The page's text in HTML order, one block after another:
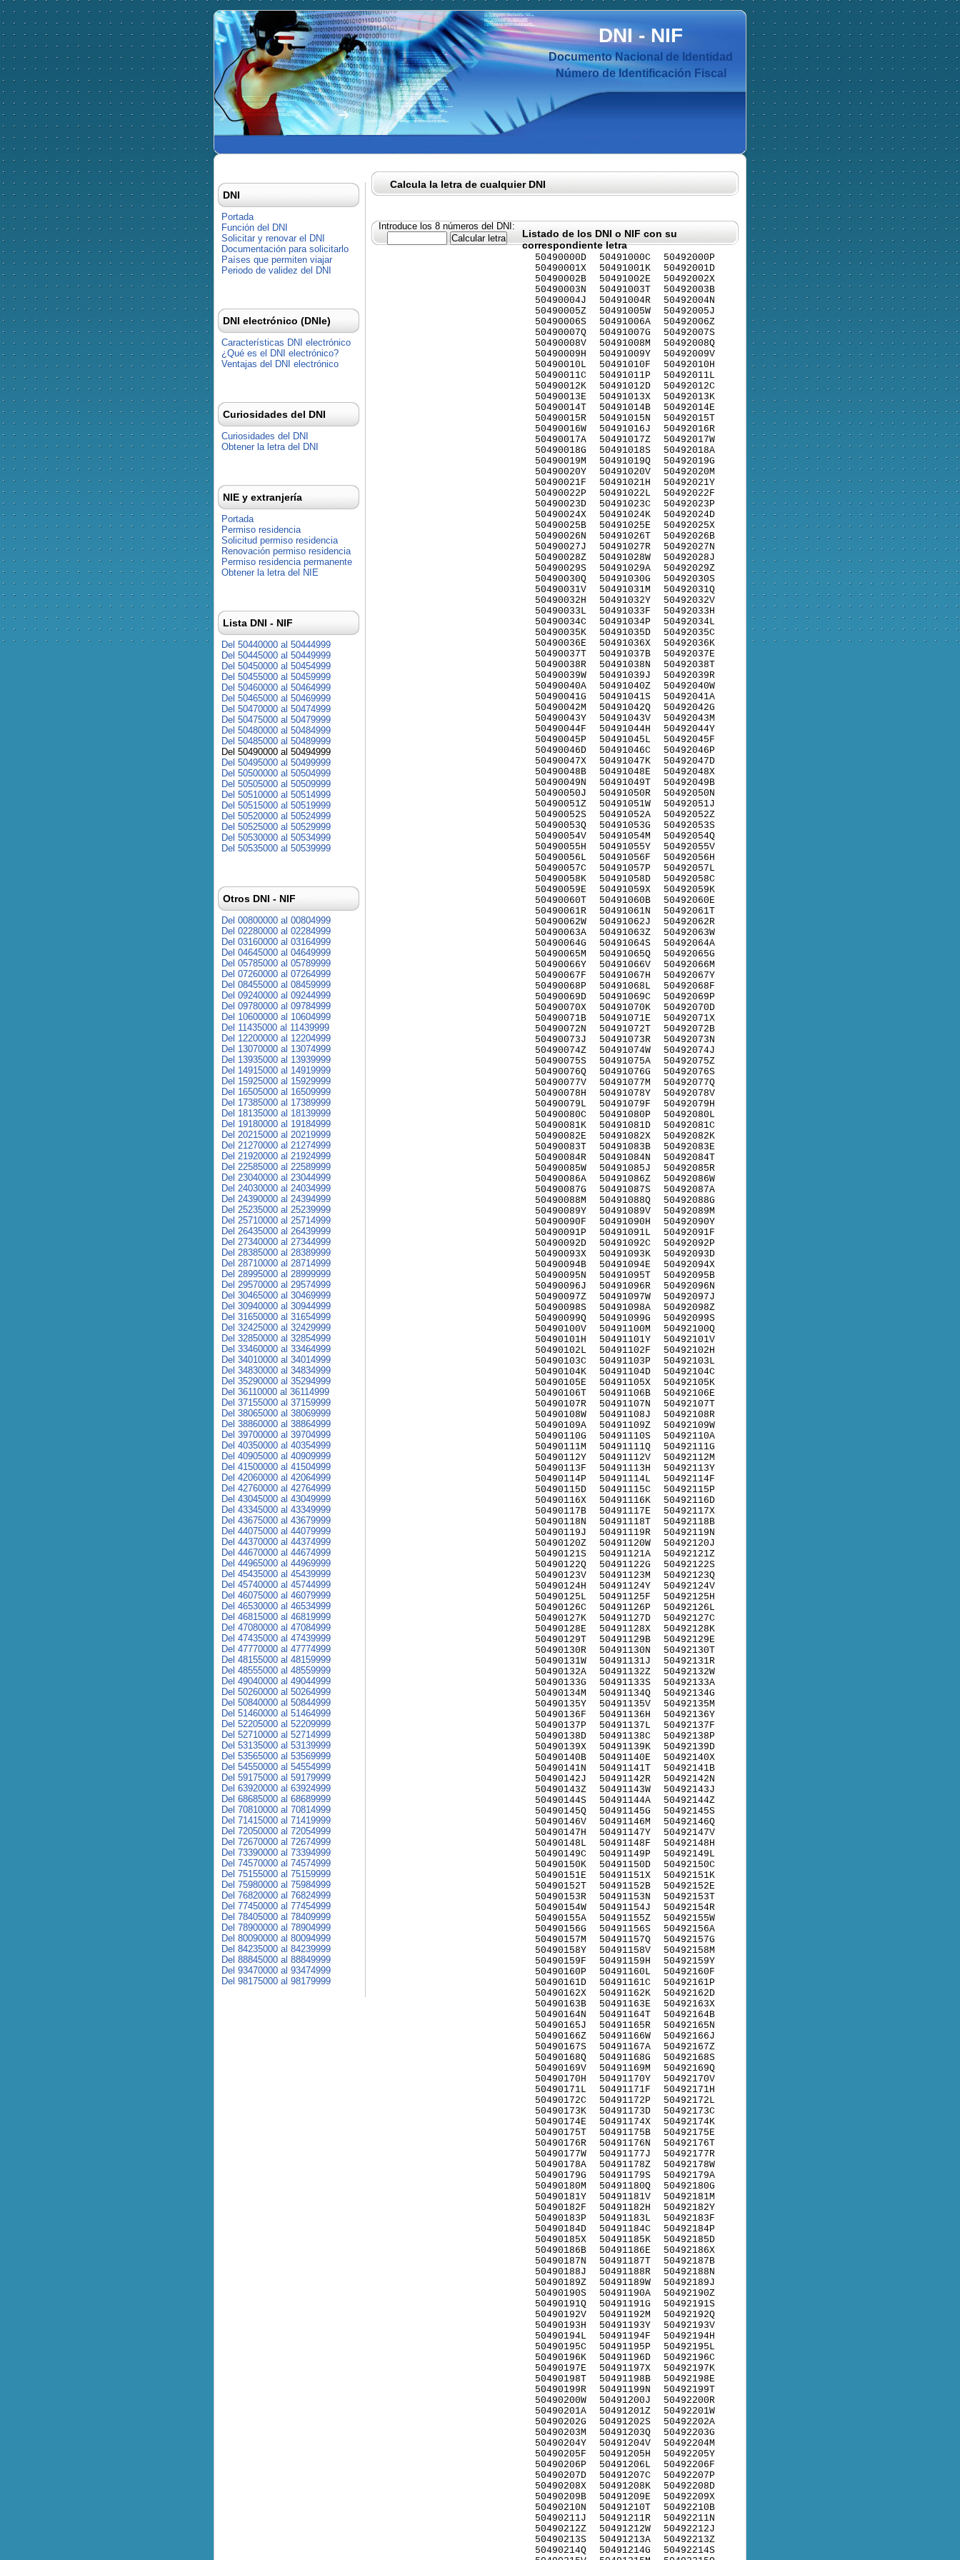
DNI-NIF
Documento Nacional de Identidad
Número de Identificación Fiscal
Calcula la letra de cualquier DNI
Introduce los 8 números del DNI:
Listado de los DNI o NIF con su
correspondiente letra
50490000D
50490001X
50490002B
50490003N
50490004J
50490005Z
50490006S
50490007Q
50490008V
50490009H
50490010L
50490011C
50490012K
50490013E
50490014T
50490015R
50490016W
50490017A
50490018G
50490019M
50490020Y
50490021F
50490022P
50490023D
50490024X
50490025B
50490026N
50490027J
50490028Z
50490029S
50490030Q
50490031V
50490032H
50490033L
50490034C
50490035K
50490036E
50490037T
50490038R
50490039W
50490040A
50490041G
50490042M
50490043Y
50490044F
50490045P
50490046D
50490047X
50490048B
50490049N
50490050J
50490051Z
50490052S
50490053Q
50490054V
50490055H
50490056L
50490057C
50490058K
50490059E
50490060T
50490061R
50490062W
50490063A
50490064G
50490065M
50490066Y
50490067F
50490068P
50490069D
50490070X
50490071B
50490072N
50490073J
50490074Z
50490075S
50490076Q
50490077V
50490078H
50490079L
50490080C
50490081K
50490082E
50490083T
50490084R
50490085W
50490086A
50490087G
50490088M
50490089Y
50490090F
50490091P
50490092D
50490093X
50490094B
50490095N
50490096J
50490097Z
50490098S
50490099Q
50490100V
50490101H
50490102L
50490103C
50490104K
50490105E
50490106T
50490107R
50490108W
50490109A
50490110G
50490111M
50490112Y
50490113F
50490114P
50490115D
50490116X
50490117B
50490118N
50490119J
50490120Z
50490121S
50490122Q
50490123V
50490124H
50490125L
50490126C
50490127K
50490128E
50490129T
50490130R
50490131W
50490132A
50490133G
50490134M
50490135Y
50490136F
50490137P
50490138D
50490139X
50490140B
50490141N
50490142J
50490143Z
50490144S
50490145Q
50490146V
50490147H
50490148L
50490149C
50490150K
50490151E
50490152T
50490153R
50490154W
50490155A
50490156G
50490157M
50490158Y
50490159F
50490160P
50490161D
50490162X
50490163B
50490164N
50490165J
50490166Z
50490167S
50490168Q
50490169V
50490170H
50490171L
50490172C
50490173K
50490174E
50490175T
50490176R
50490177W
50490178A
50490179G
50490180M
50490181Y
50490182F
50490183P
50490184D
50490185X
50490186B
50490187N
50490188J
50490189Z
50490190S
50490191Q
50490192V
50490193H
50490194L
50490195C
50490196K
50490197E
50490198T
50490199R
50490200W
50490201A
50490202G
50490203M
50490204Y
50490205F
50490206P
50490207D
50490208X
50490209B
50490210N
50490211J
50490212Z
50490213S
50490214Q
50491000C
50491001K
50491002E
50491003T
50491004R
50491005W
50491006A
50491007G
50491008M
50491009Y
50491010F
50491011P
50491012D
50491013X
50491014B
50491015N
50491016J
50491017Z
50491018S
50491019Q
50491020V
50491021H
50491022L
50491023C
50491024K
50491025E
50491026T
50491027R
50491028W
50491029A
50491030G
50491031M
50491032Y
50491033F
50491034P
50491035D
50491036X
50491037B
50491038N
50491039J
50491040Z
50491041S
50491042Q
50491043V
50491044H
50491045L
50491046C
50491047K
50491048E
50491049T
50491050R
50491051W
50491052A
50491053G
50491054M
50491055Y
50491056F
50491057P
50491058D
50491059X
50491060B
50491061N
50491062J
50491063Z
50491064S
50491065Q
50491066V
50491067H
50491068L
50491069C
50491070K
50491071E
50491072T
50491073R
50491074W
50491075A
50491076G
50491077M
50491078Y
50491079F
50491080P
50491081D
50491082X
50491083B
50491084N
50491085J
50491086Z
50491087S
50491088Q
50491089V
50491090H
50491091L
50491092C
50491093K
50491094E
50491095T
50491096R
50491097W
50491098A
50491099G
50491100M
50491101Y
50491102F
50491103P
50491104D
50491105X
50491106B
50491107N
50491108J
50491109Z
50491110S
50491111Q
50491112V
50491113H
50491114L
50491115C
50491116K
50491117E
50491118T
50491119R
50491120W
50491121A
50491122G
50491123M
50491124Y
50491125F
50491126P
50491127D
50491128X
50491129B
50491130N
50491131J
50491132Z
50491133S
50491134Q
50491135V
50491136H
50491137L
50491138C
50491139K
50491140E
50491141T
50491142R
50491143W
50491144A
50491145G
50491146M
50491147Y
50491148F
50491149P
50491150D
50491151X
50491152B
50491153N
50491154J
50491155Z
50491156S
50491157Q
50491158V
50491159H
50491160L
50491161C
50491162K
50491163E
50491164T
50491165R
50491166W
50491167A
50491168G
50491169M
50491170Y
50491171F
50491172P
50491173D
50491174X
50491175B
50491176N
50491177J
50491178Z
50491179S
50491180Q
50491181V
50491182H
50491183L
50491184C
50491185K
50491186E
50491187T
50491188R
50491189W
50491190A
50491191G
50491192M
50491193Y
50491194F
50491195P
50491196D
50491197X
50491198B
50491199N
50491200J
50491201Z
50491202S
50491203Q
50491204V
50491205H
50491206L
50491207C
50491208K
50491209E
50491210T
50491211R
50491212W
50491213A
50491214G
50492000P
50492001D
50492002X
50492003B
50492004N
50492005J
50492006Z
50492007S
50492008Q
50492009V
50492010H
50492011L
50492012C
50492013K
50492014E
50492015T
50492016R
50492017W
50492018A
50492019G
50492020M
50492021Y
50492022F
50492023P
50492024D
50492025X
50492026B
50492027N
50492028J
50492029Z
50492030S
50492031Q
50492032V
50492033H
50492034L
50492035C
50492036K
50492037E
50492038T
50492039R
50492040W
50492041A
50492042G
50492043M
50492044Y
50492045F
50492046P
50492047D
50492048X
50492049B
50492050N
50492051J
50492052Z
50492053S
50492054Q
50492055V
50492056H
50492057L
50492058C
50492059K
50492060E
50492061T
50492062R
50492063W
50492064A
50492065G
50492066M
50492067Y
50492068F
50492069P
50492070D
50492071X
50492072B
50492073N
50492074J
50492075Z
50492076S
50492077Q
50492078V
50492079H
50492080L
50492081C
50492082K
50492083E
50492084T
50492085R
50492086W
50492087A
50492088G
50492089M
50492090Y
50492091F
50492092P
50492093D
50492094X
50492095B
50492096N
50492097J
50492098Z
50492099S
50492100Q
50492101V
50492102H
50492103L
50492104C
50492105K
50492106E
50492107T
50492108R
50492109W
50492110A
50492111G
50492112M
50492113Y
50492114F
50492115P
50492116D
50492117X
50492118B
50492119N
50492120J
50492121Z
50492122S
50492123Q
50492124V
50492125H
50492126L
50492127C
50492128K
50492129E
50492130T
50492131R
50492132W
50492133A
50492134G
50492135M
50492136Y
50492137F
50492138P
50492139D
50492140X
50492141B
50492142N
50492143J
50492144Z
50492145S
50492146Q
50492147V
50492148H
50492149L
50492150C
50492151K
50492152E
50492153T
50492154R
50492155W
50492156A
50492157G
50492158M
50492159Y
50492160F
50492161P
50492162D
50492163X
50492164B
50492165N
50492166J
50492167Z
50492168S
50492169Q
50492170V
50492171H
50492172L
50492173C
50492174K
50492175E
50492176T
50492177R
50492178W
50492179A
50492180G
50492181M
50492182Y
50492183F
50492184P
50492185D
50492186X
50492187B
50492188N
50492189J
50492190Z
50492191S
50492192Q
50492193V
50492194H
50492195L
50492196C
50492197K
50492198E
50492199T
50492200R
50492201W
50492202A
50492203G
50492204M
50492205Y
50492206F
50492207P
50492208D
50492209X
50492210B
50492211N
50492212J
50492213Z
50492214S
DNI
Portada
Función del DNI
Solicitar y renovar el DNI
Documentación para solicitarlo
Países que permiten viajar
Periodo de validez del DNI
DNI electrónico (DNIe)
Características DNI electrónico
¿Qué es el DNI electrónico?
Ventajas del DNI electrónico
Curiosidades del DNI
Curiosidades del DNI
Obtener la letra del DNI
NIE y extranjería
Portada
Permiso residencia
Solicitud permiso residencia
Renovación permiso residencia
Permiso residencia permanente
Obtener la letra del NIE
Lista DNI - NIF
Del 50440000 al 50444999
Del 50445000 al 50449999
Del 50450000 al 50454999
Del 50455000 al 50459999
Del 50460000 al 50464999
Del 50465000 al 50469999
Del 50470000 al 50474999
Del 50475000 al 50479999
Del 50480000 al 50484999
Del 50485000 al 50489999
Del 50490000 al 50494999
Del 50495000 al 50499999
Del 50500000 al 50504999
Del 50505000 al 50509999
Del 50510000 al 50514999
Del 50515000 al 50519999
Del 50520000 al 50524999
Del 50525000 al 50529999
Del 50530000 al 50534999
Del 50535000 al 50539999
Otros DNI - NIF
Del 00800000 al 00804999
Del 02280000 al 02284999
Del 03160000 al 03164999
Del 04645000 al 04649999
Del 05785000 al 05789999
Del 07260000 al 07264999
Del 08455000 al 08459999
Del 09240000 al 09244999
Del 09780000 al 09784999
Del 10600000 al 10604999
Del 11435000 al 11439999
Del 12200000 al 12204999
Del 13070000 al 13074999
Del 13935000 al 13939999
Del 14915000 al 14919999
Del 15925000 al 15929999
Del 16505000 al 16509999
Del 17385000 al 17389999
Del 18135000 al 18139999
Del 19180000 al 19184999
Del 20215000 al 20219999
Del 21270000 al 21274999
Del 21920000 al 21924999
Del 22585000 al 22589999
Del 23040000 al 23044999
Del 24030000 al 24034999
Del 24390000 al 24394999
Del 25235000 al 25239999
Del 25710000 al 25714999
Del 26435000 al 26439999
Del 27340000 al 27344999
Del 28385000 al 28389999
Del 28710000 al 28714999
Del 28995000 al 28999999
Del 29570000 al 29574999
Del 30465000 al 30469999
Del 30940000 al 30944999
Del 31650000 al 31654999
Del 32425000 al 32429999
Del 32850000 al 32854999
Del 33460000 al 33464999
Del 34010000 al 34014999
Del 34830000 al 34834999
Del 35290000 al 35294999
Del 36110000 al 36114999
Del 37155000 al 37159999
Del 38065000 al 38069999
Del 38860000 al 38864999
Del 39700000 al 39704999
Del 40350000 al 40354999
Del 40905000 al 40909999
Del 41500000 al 41504999
Del 42060000 al 42064999
Del 42760000 al 42764999
Del 43045000 al 43049999
Del 43345000 al 43349999
Del 43675000 al 43679999
Del 44075000 al 44079999
Del 44370000 al 44374999
Del 44670000 al 44674999
Del 44965000 al 44969999
Del 45435000 al 45439999
Del 45740000 al 45744999
Del 46075000 al 46079999
Del 46530000 al 46534999
Del 46815000 al 46819999
Del 47080000 al 47084999
Del 47435000 al 47439999
Del 47770000 al 47774999
Del 48155000 al 48159999
Del 48555000 al 48559999
Del 49040000 al 49044999
Del 50260000 al 50264999
Del 50840000 al 50844999
Del 51460000 al 51464999
Del 52205000 al 52209999
Del 52710000 al 52714999
Del 53135000 al 53139999
Del 53565000 al 53569999
Del 54550000 al 54554999
Del 59175000 al 59179999
Del 63920000 al 63924999
Del 68685000 al 68689999
Del 70810000 al 70814999
Del 71415000 al 71419999
Del 72050000 al 72054999
Del 72670000 al 72674999
Del 73390000 al 73394999
Del 74570000 al 74574999
Del 75155000 al 75159999
Del 75980000 al 75984999
Del 76820000 al 76824999
Del 77450000 al 77454999
Del 78405000 al 78409999
Del 78900000 al 78904999
Del 80090000 al 80094999
Del 84235000 al 84239999
Del 88845000 al 88849999
Del 93470000 al 93474999
Del 98175000 al 98179999